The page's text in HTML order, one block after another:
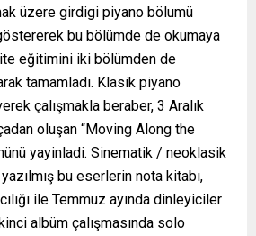
üzere girdigi piyano bölumü
bu bölümde de okumaya
eğitimini iki bölümden de
tamamladı. Klasik piyano
çalışmakla beraber, 3 Aralık
oluşan “Moving Along the
yayinladi. Sinematik / neoklasik
bu eserlerin nota kitabı,
ile Temmuz ayında dinleyiciler
albüm çalışmasında solo